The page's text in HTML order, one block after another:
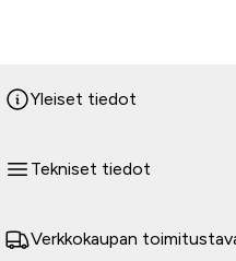
Yleiset tiedot
Tekniset tiedot
Verkkokaupan